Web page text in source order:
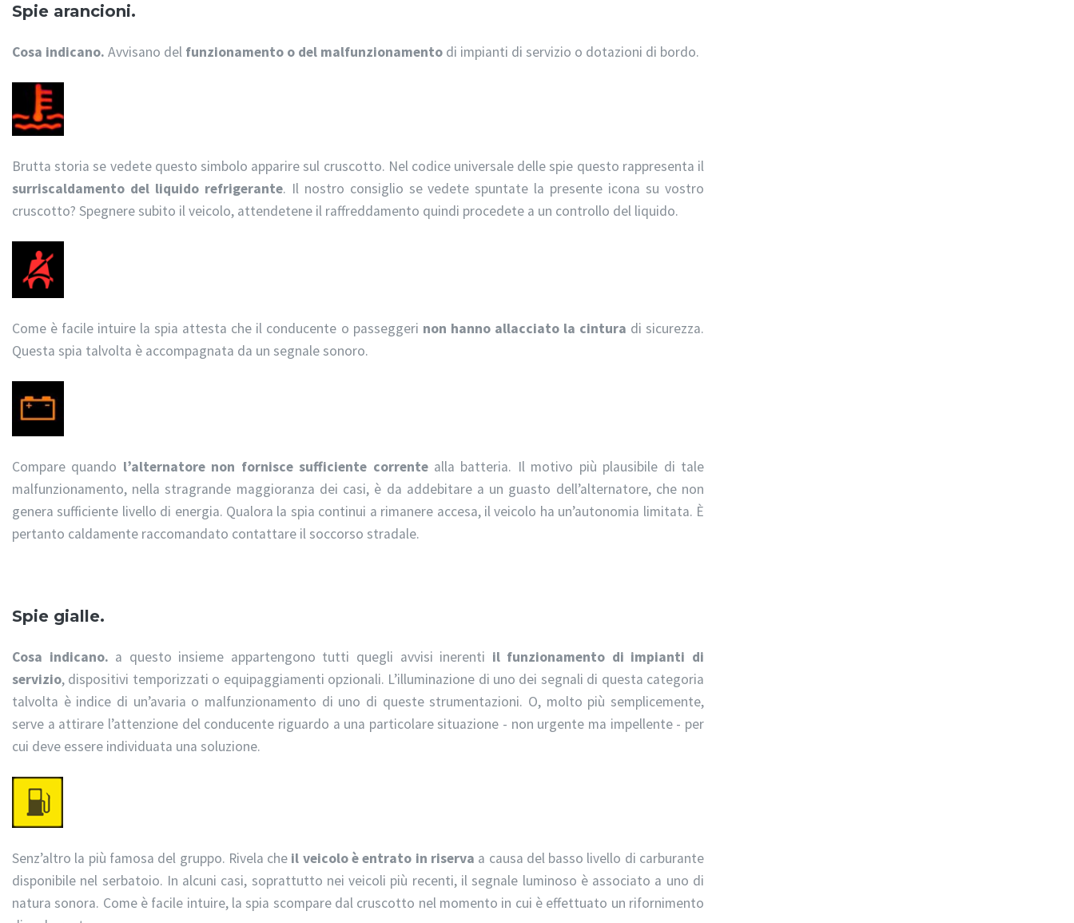
Spie arancioni.
Cosa indicano. Avvisano del funzionamento o del malfunzionamento di impianti di servizio o dotazioni di bordo.
Brutta storia se vedete questo simbolo apparire sul cruscotto. Nel codice universale delle spie questo rappresenta il
surriscaldamento del liquido refrigerante. Il nostro consiglio se vedete spuntate la presente icona su vostro
cruscotto? Spegnere subito il veicolo, attendetene il raffreddamento quindi procedete a un controllo del liquido.
Come è facile intuire la spia attesta che il conducente o passeggeri non hanno allacciato la cintura di sicurezza.
Questa spia talvolta è accompagnata da un segnale sonoro.
Compare quando l’alternatore non fornisce sufficiente corrente alla batteria. Il motivo più plausibile di tale
malfunzionamento, nella stragrande maggioranza dei casi, è da addebitare a un guasto dell’alternatore, che non
genera sufficiente livello di energia. Qualora la spia continui a rimanere accesa, il veicolo ha un’autonomia limitata. È
pertanto caldamente raccomandato contattare il soccorso stradale.
Spie gialle.
Cosa indicano. a questo insieme appartengono tutti quegli avvisi inerenti il funzionamento di impianti di
servizio, dispositivi temporizzati o equipaggiamenti opzionali. L’illuminazione di uno dei segnali di questa categoria
talvolta è indice di un’avaria o malfunzionamento di uno di queste strumentazioni. O, molto più semplicemente,
serve a attirare l’attenzione del conducente riguardo a una particolare situazione - non urgente ma impellente - per
cui deve essere individuata una soluzione.
Senz’altro la più famosa del gruppo. Rivela che il veicolo è entrato in riserva a causa del basso livello di carburante
disponibile nel serbatoio. In alcuni casi, soprattutto nei veicoli più recenti, il segnale luminoso è associato a uno di
natura sonora. Come è facile intuire, la spia scompare dal cruscotto nel momento in cui è effettuato un rifornimento